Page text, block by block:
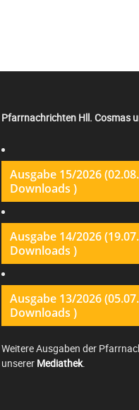
Pfarrnachrichten Hll. Cosmas
Ausgabe 15/2026
Downloads )
Ausgabe 14/2026
Downloads )
Ausgabe 13/2026
Downloads )
Weitere Ausgaben der
unserer Mediathek.